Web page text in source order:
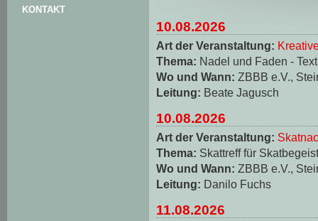
KONTAKT
10.08.2026
Art der Veranstaltung:
Thema: Nadel und Faden -
Wo und Wann: ZBBB e.V.,
Leitung: Beate Jagusch
10.08.2026
Art der Veranstaltung:
Thema: Skattreff für
Wo und Wann: ZBBB e.V.,
Leitung: Danilo Fuchs
11.08.2026